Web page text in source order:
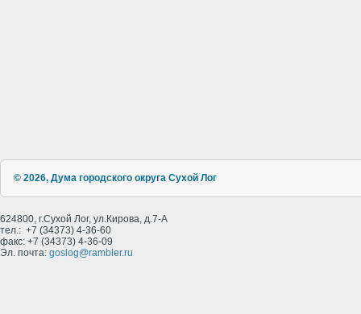
© 2026, Дума городского округа Сухой Лог
624800, г.Сухой Лог, ул.Кирова, д.7-А
тел.: +7 (34373) 4-36-60
факс: +7 (34373) 4-36-09
Эл. почта: goslog@rambler.ru